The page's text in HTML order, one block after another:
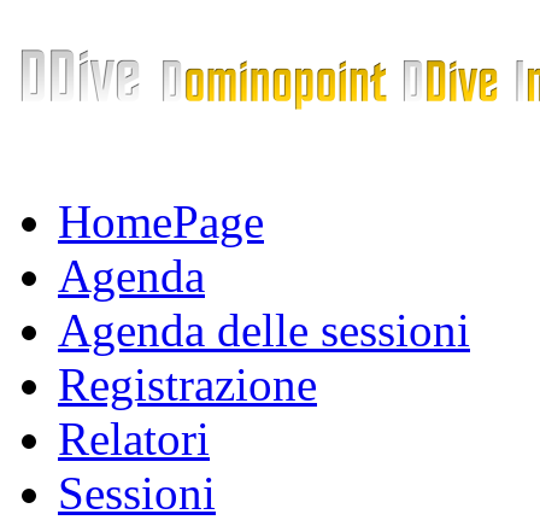
HomePage
Agenda
Agenda delle sessioni
Registrazione
Relatori
Sessioni